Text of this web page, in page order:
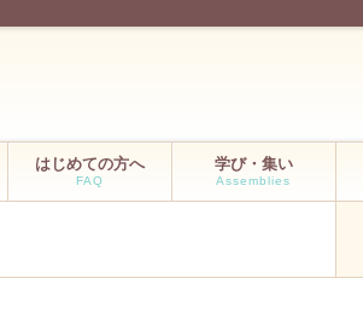
はじめての方へ
FAQ
学び・集い
Assemblies